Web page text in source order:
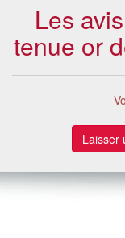
Les
tenue or
Laisser